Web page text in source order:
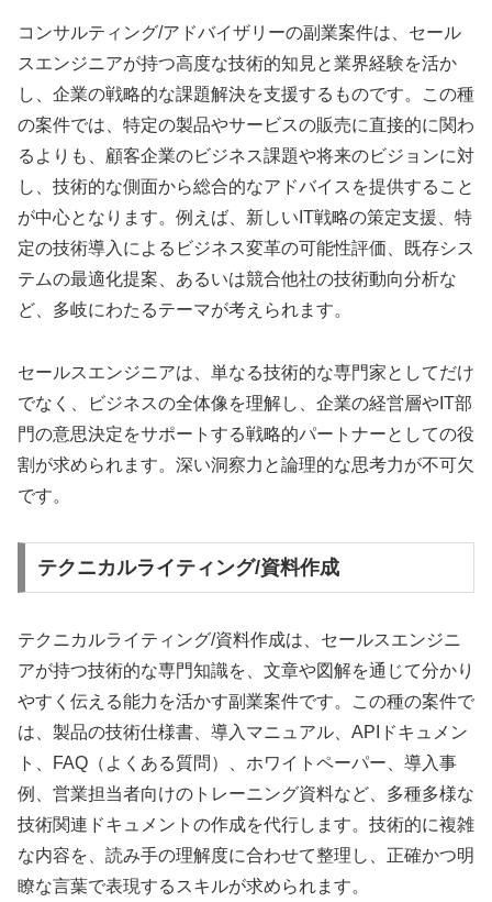
コンサルティング/アドバイザリーの副業案件は、セール
スエンジニアが持つ高度な技術的知見と業界経験を活か
し、企業の戦略的な課題解決を支援するものです。この種
の案件では、特定の製品やサービスの販売に直接的に関わ
るよりも、顧客企業のビジネス課題や将来のビジョンに対
し、技術的な側面から総合的なアドバイスを提供すること
が中心となります。例えば、新しいIT戦略の策定支援、特
定の技術導入によるビジネス変革の可能性評価、既存シス
テムの最適化提案、あるいは競合他社の技術動向分析な
ど、多岐にわたるテーマが考えられます。
セールスエンジニアは、単なる技術的な専門家としてだけ
でなく、ビジネスの全体像を理解し、企業の経営層やIT部
門の意思決定をサポートする戦略的パートナーとしての役
割が求められます。深い洞察力と論理的な思考力が不可欠
です。
テクニカルライティング/資料作成
テクニカルライティング/資料作成は、セールスエンジニ
アが持つ技術的な専門知識を、文章や図解を通じて分かり
やすく伝える能力を活かす副業案件です。この種の案件で
は、製品の技術仕様書、導入マニュアル、APIドキュメン
ト、FAQ（よくある質問）、ホワイトペーパー、導入事
例、営業担当者向けのトレーニング資料など、多種多様な
技術関連ドキュメントの作成を代行します。技術的に複雑
な内容を、読み手の理解度に合わせて整理し、正確かつ明
瞭な言葉で表現するスキルが求められます。